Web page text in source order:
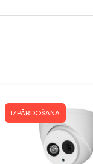
IZPĀRDOŠANA